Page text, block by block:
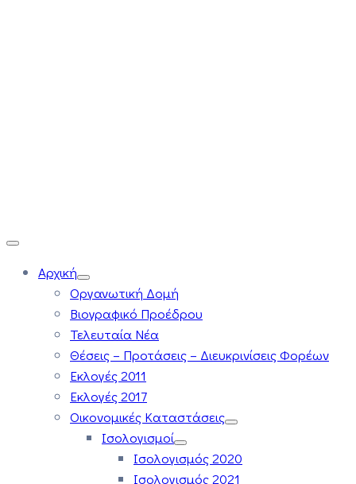
Αρχική
Οργανωτική Δομή
Βιογραφικό Προέδρου
Τελευταία Νέα
Θέσεις – Προτάσεις – Διευκρινίσεις Φορέων
Εκλογές 2011
Εκλογές 2017
Οικονομικές Καταστάσεις
Ισολογισμοί
Ισολογισμός 2020
Ισολογισμός 2021